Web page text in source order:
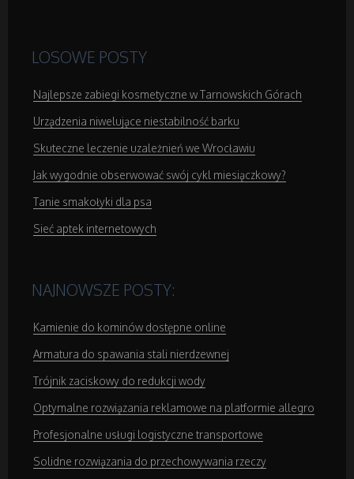
Salony Kosmetyczne
Sprzęt Medyczny
Domeny
Oprogramowanie
Strony Internetowe
Kontakt
LOSOWE POSTY
Najlepsze zabiegi kosmetyczne w Tarnowskich Górach
Urządzenia niwelujące niestabilność barku
Skuteczne leczenie uzależnień we Wrocławiu
Jak wygodnie obserwować swój cykl miesiączkowy?
Tanie smakołyki dla psa
Sieć aptek internetowych
NAJNOWSZE POSTY:
Kamienie do kominów dostępne online
Armatura do spawania stali nierdzewnej
Trójnik zaciskowy do redukcji wody
Optymalne rozwiązania reklamowe na platformie allegro
Profesjonalne usługi logistyczne transportowe
Solidne rozwiązania do przechowywania rzeczy